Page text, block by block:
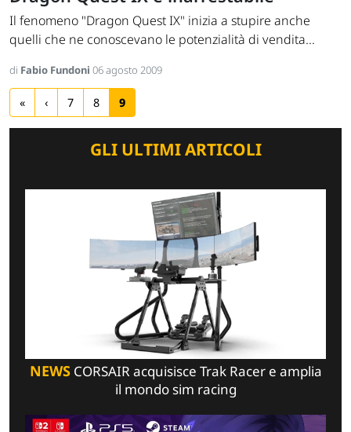
Il fenomeno "Dragon Quest IX" inizia a stupire anche
quelli che ne conoscevano le potenzialità di vendita...
di Fabio Fundoni 06 agosto 2009
« ‹ 7 8 9
GLI ULTIMI ARTICOLI
NEWSCORSAIR acquisisce Trak Racer e amplia
il mondo sim racing